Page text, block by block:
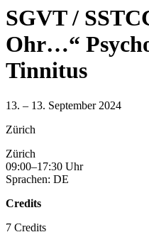
SGVT /
Ohr…“
Tinnitus
13. – 13. September 2024
Zürich
Zürich
09:00–17:30 Uhr
Sprachen: DE
Credits
7 Credits